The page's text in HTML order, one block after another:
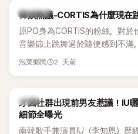
熱議討論
韓娛熱議-CORTIS為什麼現在
原PO身為CORTIS的粉絲，對
音樂節上跳舞過於隨便感到不滿
原因，希望他們能更認真地表演。
泡菜鄉民 2 天前
韓星
才因社群出現前男友惹議！IU
細節全曝光
南韓歌手兼演員IU（李知恩）歷